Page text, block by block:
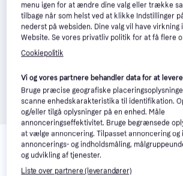
Relaterede produkter
Se vores forslag til andre produkter, der
interesser.
menu igen for at ændre dine valg eller trække
tilbage når som helst ved at klikke Indstillinger
nederst på websiden. Dine valg vil have virkning
Website. Se vores privatliv politik for at få flere
Cookiepolitik
Vi og vores partnere behandler data for at levere
Bruge præcise geografiske
scanne enhedskarakteristika til identifikation.
og/eller tilgå oplysninger på en enhed. Måle
annonceringseffektivitet. Bruge begrænsede
at vælge annoncering. Tilpasset annoncering og
annoncerings- og indholdsmåling,
og udvikling af tjenester.
Liste over partnere (leverandører)